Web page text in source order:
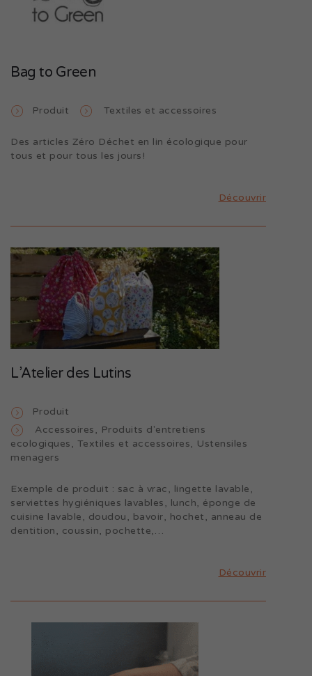
Bag to Green
Produit Textiles et accessoires
Des articles Zéro Déchet en lin écologique pour
tous et pour tous les jours!
Découvrir
L’Atelier des Lutins
Produit
Accessoires, Produits d'entretiens
ecologiques, Textiles et accessoires, Ustensiles
menagers
Exemple de produit : sac à vrac, lingette lavable,
serviettes hygiéniques lavables, lunch, éponge de
cuisine lavable, doudou, bavoir, hochet, anneau de
dentition, coussin, pochette,…
Découvrir